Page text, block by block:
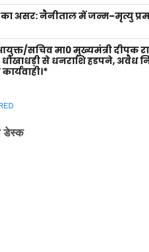
का असर: नैनीताल में जन्म–मृत्यु
सचिव मा0 मुख्यमंत्री दीपक
से धनराशि हडपने, अवैध
डेस्क